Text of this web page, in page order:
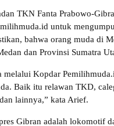
TKN Fanta Prabowo-
untuk
bahwa orang muda di
dan Provinsi Sumatra
melalui Kopdar
Baik itu relawan TKD,
lainnya,” kata Arief.
Gibran adalah lokomotif